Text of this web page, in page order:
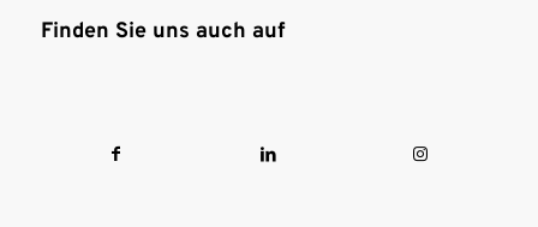
Finden Sie uns auch auf